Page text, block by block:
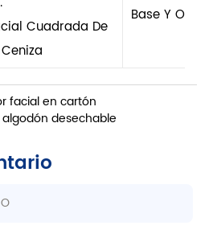
Cuadrada De
Base Y
facial en cartón
desechable